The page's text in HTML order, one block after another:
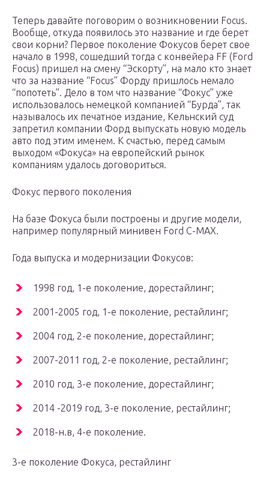
Теперь давайте поговорим о возникновении Focus.
Вообще, откуда появилось это название и где берет
свои корни? Первое поколение Фокусов берет свое
начало в 1998, сошедший тогда с конвейера FF (Ford
Focus) пришел на смену “Эскорту”, на мало кто знает
что за название “Focus” Форду пришлось немало
“попотеть”. Дело в том что название “Фокус” уже
использовалось немецкой компанией “Бурда”, так
называлось их печатное издание, Кельнский суд
запретил компании Форд выпускать новую модель
авто под этим именем. К счастью, перед самым
выходом «Фокуса» на европейский рынок
компаниям удалось договориться.
Фокус первого поколения
На базе Фокуса были построены и другие модели,
например популярный минивен Ford C-MAX.
Года выпуска и модернизации Фокусов:
1998 год, 1-е поколение, дорестайлинг;
2001-2005 год, 1-е поколение, рестайлинг;
2004 год, 2-е поколение, дорестайлинг;
2007-2011 год, 2-е поколение, рестайлинг;
2010 год, 3-е поколение, дорестайлинг;
2014 -2019 год, 3-е поколение, рестайлинг;
2018-н.в, 4-е поколение.
3-е поколение Фокуса, рестайлинг